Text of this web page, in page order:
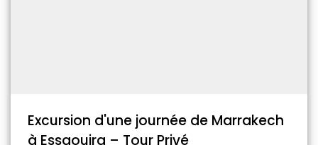
Excursion d'une journée de Marrakech
à Essaouira – Tour Privé